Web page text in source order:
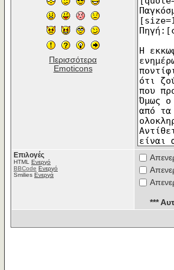
Περισσότερα
Emoticons
Επιλογές
HTML Ενεργό
BBCode Ενεργό
Smilies Ενεργά
***